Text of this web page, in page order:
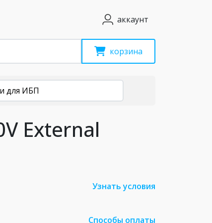
аккаунт
корзина
для ИБП
External
Узнать условия
Способы оплаты